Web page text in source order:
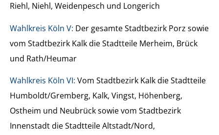
Riehl, Niehl, Weidenpesch und Longerich
Wahlkreis Köln V: Der gesamte Stadtbezirk Porz sowie
vom Stadtbezirk Kalk die Stadtteile Merheim, Brück
und Rath/Heumar
Wahlkreis Köln VI: Vom Stadtbezirk Kalk die Stadtteile
Humboldt/Gremberg, Kalk, Vingst, Höhenberg,
Ostheim und Neubrück sowie vom Stadtbezirk
Innenstadt die Stadtteile Altstadt/Nord,